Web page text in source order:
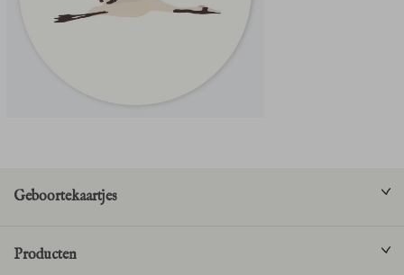
Geboortekaartjes
Producten